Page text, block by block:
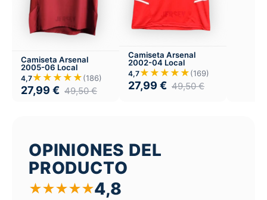
Camiseta Arsenal
2005-06 Local
4,7★★★★★(186)
27,99 € 49,50€
Camiseta Arsenal
2002-04 Local
4,7★★★★★(169)
27,99 € 49,50€
OPINIONES DEL
PRODUCTO
★★★★★4,8